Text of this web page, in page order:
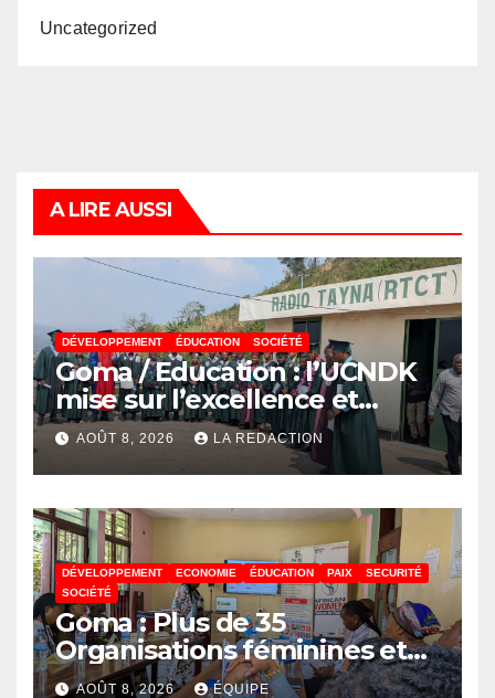
Uncategorized
A LIRE AUSSI
DÉVELOPPEMENT ÉDUCATION SOCIÉTÉ
Goma / Education : l’UCNDK
mise sur l’excellence et
l’employabilité des jeunes
AOÛT 8, 2026 LA REDACTION
DÉVELOPPEMENT ECONOMIE ÉDUCATION PAIX
SECURITÉ
SOCIÉTÉ
Goma : Plus de 35
Organisations féminines et
associations des jeunes
AOÛT 8, 2026 ÉQUIPE